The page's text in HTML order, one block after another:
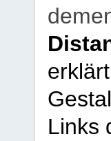
Links